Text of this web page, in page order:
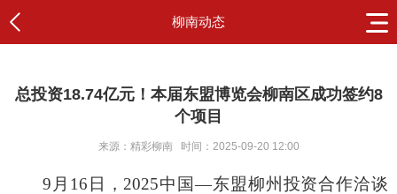
柳南动态
总投资18.74亿元！本届东盟博览会柳南区成功签约8
个项目
来源：精彩柳南 时间：2025-09-20 12:00
9月16日，2025中国—东盟柳州投资合作洽谈